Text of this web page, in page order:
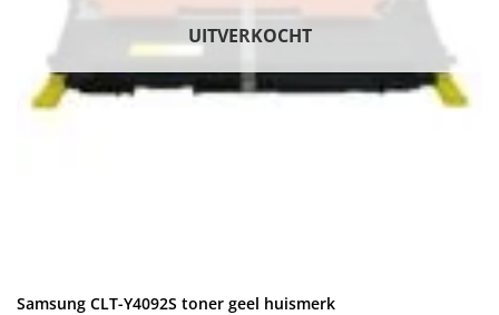
UITVERKOCHT
Samsung CLT-Y4092S toner geel huismerk